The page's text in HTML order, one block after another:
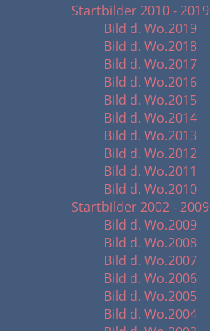
Startbilder 2010 - 2019
Bild d. Wo.2019
Bild d. Wo.2018
Bild d. Wo.2017
Bild d. Wo.2016
Bild d. Wo.2015
Bild d. Wo.2014
Bild d. Wo.2013
Bild d. Wo.2012
Bild d. Wo.2011
Bild d. Wo.2010
Startbilder 2002 - 2009
Bild d. Wo.2009
Bild d. Wo.2008
Bild d. Wo.2007
Bild d. Wo.2006
Bild d. Wo.2005
Bild d. Wo.2004